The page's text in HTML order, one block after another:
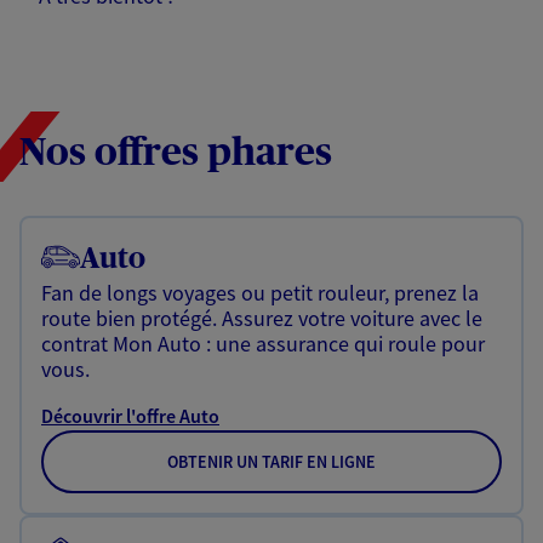
Nos offres phares
Auto
Fan de longs voyages ou petit rouleur, prenez la
route bien protégé. Assurez votre voiture avec le
contrat Mon Auto : une assurance qui roule pour
vous.
Découvrir l'offre Auto
OBTENIR UN TARIF EN LIGNE